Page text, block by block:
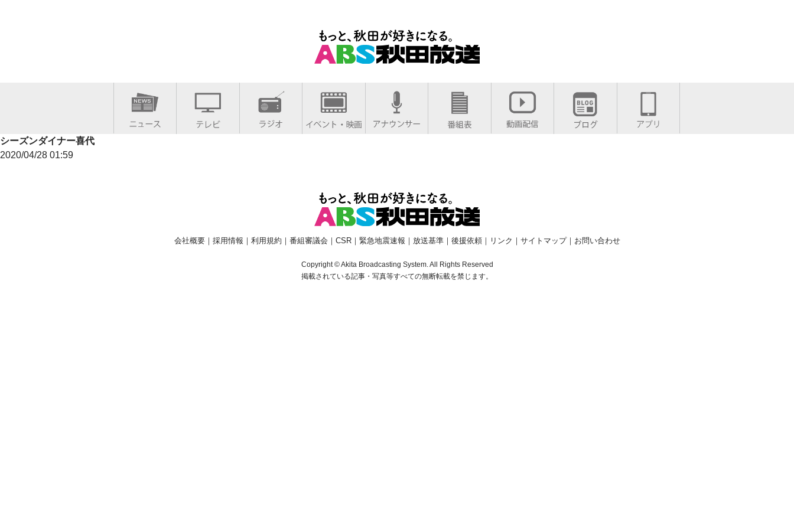
シーズンダイナー喜代
2020/04/28 01:59
会社概要｜ 採用情報 ｜ 利用規約 ｜ 番組審議会 ｜ CSR｜ 緊急地震速報 ｜ 放送基準｜ 後援依頼｜ リンク ｜ サイトマップ｜ お問い合わせ
Copyright © Akita Broadcasting System. All Rights Reserved
掲載されている記事・写真等すべての無断転載を禁じます。